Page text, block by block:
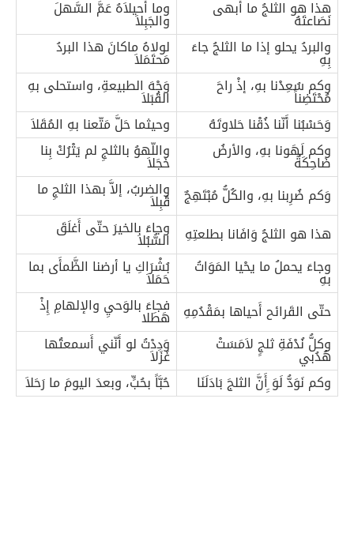
هذا هو الثلجُ ما أَبهى
نَصَاعتَهُ
وما أُحيلاَهُ عَمَّ السَّهلَ
والجَبِلاَ
والبردُ يحلو إذا ما الثلجُ جاءَ
بِهِ
لولاهُ ماكانَ هذا البردُ
مَحتَمَلاَ
وكم سُعِدْنا بهِ، إذْ راحَ
مُحْتَضِناً
وَجْهَ الطبيعةِ، واستحلى بهِ
القُبَلاَ
وَحَسْبُنا أَنّنا ذُقْنا حَلاوتَهُ
وحيثما حَلَّ مَتّعنا بهِ المُقَلاَ
وكم لَهَونا بهِ، والأرضُ
ضَاحِكَةٌ
واللّهوُ بالثلجِ لم يَتْرُكْ بِنا
خَجَلاَ
وَكم ضُرِبنا بهِ، والكُلُّ مُبْتَهِجٌ
والضربُ، إلاَّ بهذا الثلجِ ما
قُبِلاَ
هذا هو الثلجُ وَافَانا بطلعتِهِ
وجاءَ بالخيرَ حتّى أَغلَقَ
السُّبُلاَ
وجاءَ يحملُ ما يحْيا المَوَاتُ
بهِ
بُشْرَاكِ يا أرضنا الظَّمأَى بما
حَمَلاَ
حتّى القَرائح أَحياها بمَقْدُمِهِ
فجاءَ بالوَحيِ والإلهامِ إِذْ
هَطَلا
وكلُّ نُدْفَةِ ثلجٍ لاَمَسَتْ
هُدُبي
وَدِدْتُ لو أَنّني أَسمعتُها
غَزَلاَ
وكم نَوَدُّ لَوَ ِِأَنَّ الثلجَ بَادَلَنَا
حُبَّاً بحُبٍّ، وبعدَ اليومَ ما رَحَلاَ